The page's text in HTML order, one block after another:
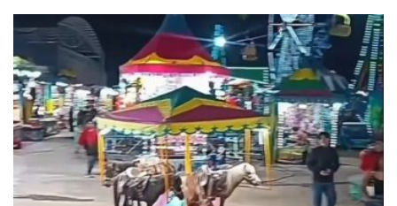
CitiBanamex Compra$19.72 Venta $20.11
Banorte Compra
$19.25 Venta $20.15
Scotiabank Compra$18.60 Venta $20.90
No dejes de Leer